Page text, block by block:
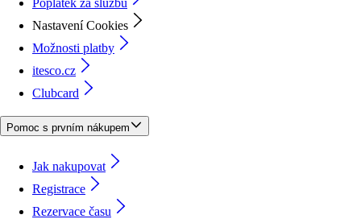
Poplatek za službu
Nastavení Cookies
Možnosti platby
itesco.cz
Clubcard
Pomoc s prvním nákupem
Jak nakupovat
Registrace
Rezervace času